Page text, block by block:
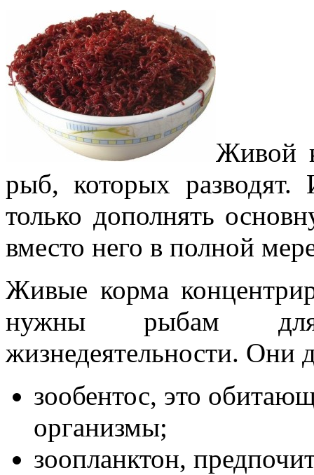
Живой
рыб, которых разводят.
только дополнять
вместо него в полной
Живые корма
нужны рыбам для
жизнедеятельности. Они
зообентос, это
организмы;
зоопланктон,